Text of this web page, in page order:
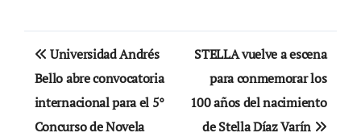
Navegación
de
entradas
Universidad Andrés
Bello abre convocatoria
internacional para el 5°
Concurso de Novela
STELLA vuelve a escena
para conmemorar los
100 años del nacimiento
de Stella Díaz Varín